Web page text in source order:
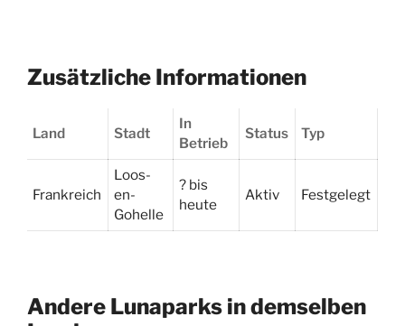
Zusätzliche Informationen
Land Stadt
In
Betrieb
Status Typ
Frankreich
Loos-
en-
Gohelle
? bis
heute
Aktiv Festgelegt
Andere Lunaparks in demselben